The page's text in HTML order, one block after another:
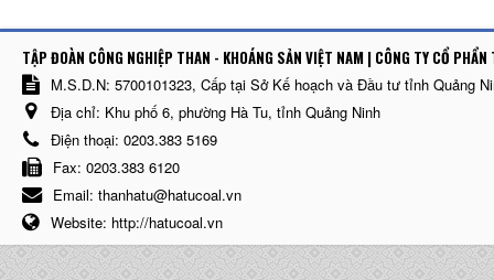
TẬP ĐOÀN CÔNG NGHIỆP THAN - KHOÁNG SẢN VIỆT NAM | CÔNG TY CỔ
M.S.D.N: 5700101323, Cấp tại Sở Kế hoạch và Đầu tư tỉnh Quảng
Địa chỉ: Khu phố 6, phường Hà Tu, tỉnh Quảng Ninh
Điện thoại: 0203.383 5169
Fax: 0203.383 6120
Email: thanhatu@hatucoal.vn
Website: http://hatucoal.vn